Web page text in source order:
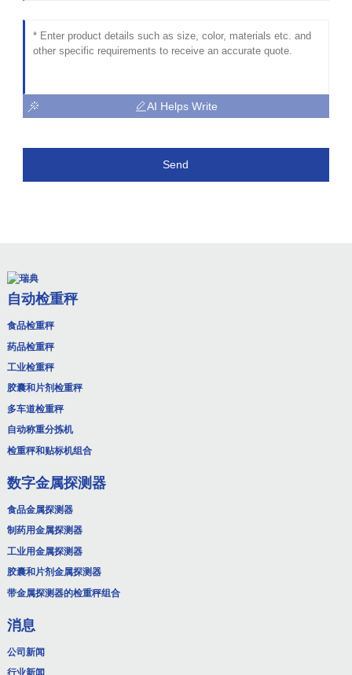
AI Helps Write
Send
自动检重秤
食品检重秤
药品检重秤
工业检重秤
胶囊和片剂检重秤
多车道检重秤
自动称重分拣机
检重秤和贴标机组合
数字金属探测器
食品金属探测器
制药用金属探测器
工业用金属探测器
胶囊和片剂金属探测器
带金属探测器的检重秤组合
消息
公司新闻